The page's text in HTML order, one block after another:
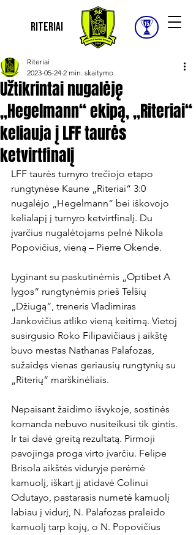
Riteriai
Užtikrintai nugalėję
„Hegelmann“ ekipą, „Riteriai“
keliauja į LFF taurės
ketvirtfinalį
Riteriai
2023-05-24 2 min. skaitymo
LFF taurės turnyro trečiojo etapo
rungtynėse Kaune „Riteriai“ 3:0
nugalėjo „Hegelmann“ bei iškovojo
kelialapį į turnyro ketvirtfinalį. Du
įvarčius nugalėtojams pelnė Nikola
Popovičius, vieną – Pierre Okende.
Lyginant su paskutinėmis „Optibet A
lygos“ rungtynėmis prieš Telšių
„Džiugą“, treneris Vladimiras
Jankovičius atliko vieną keitimą. Vietoj
susirgusio Roko Filipavičiaus į aikštę
buvo mestas Nathanas Palafozas,
sužaidęs vienas geriausių rungtynių su
„Riterių“ marškinėliais.
Nepaisant žaidimo išvykoje, sostinės
komanda nebuvo nusiteikusi tik gintis.
Ir tai davė greitą rezultatą. Pirmoji
pavojinga proga virto įvarčiu. Felipe
Brisola aikštės viduryje perėmė
kamuolį, iškart jį atidavė Colinui
Odutayo, pastarasis numetė kamuolį
labiau į vidurį, N. Palafozas praleido
kamuolį tarp kojų, o N. Popovičius